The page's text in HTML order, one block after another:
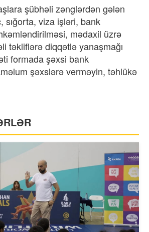
şübhəli zənglərdən gələn
sığorta, viza işləri, bank
mədaxil üzrə
təkliflərə diqqətlə yanaşmağı
formada şəxsi bank
şəxslərə verməyin, təhlükə